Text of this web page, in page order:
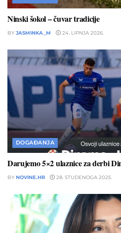
Ninski šokol – čuvar tradicije
BY JASMINKA_M 24. LIPNJA 2026.
DOGAĐANJA
Darujemo 5×2 ulaznice za derbi
BY NOVINE.HR 28. STUDENOGA 2025.